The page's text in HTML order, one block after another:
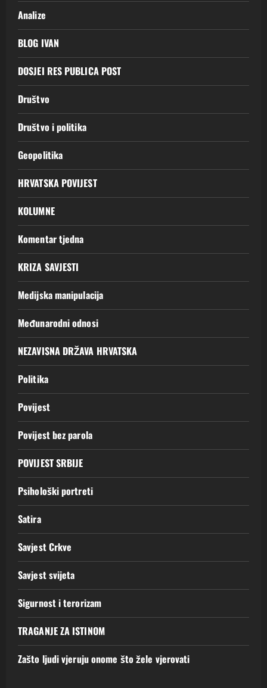
Analize
BLOG IVAN
DOSJEI RES PUBLICA POST
Društvo
Društvo i politika
Geopolitika
HRVATSKA POVIJEST
KOLUMNE
Komentar tjedna
KRIZA SAVJESTI
Medijska manipulacija
Međunarodni odnosi
NEZAVISNA DRŽAVA HRVATSKA
Politika
Povijest
Povijest bez parola
POVIJEST SRBIJE
Psihološki portreti
Satira
Savjest Crkve
Savjest svijeta
Sigurnost i terorizam
TRAGANJE ZA ISTINOM
Zašto ljudi vjeruju onome što žele vjerovati